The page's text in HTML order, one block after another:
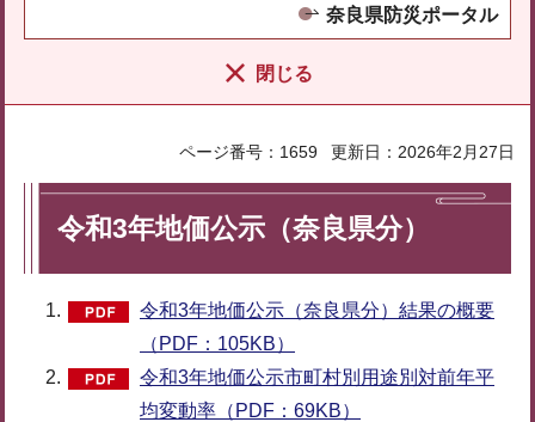
奈良県防災ポータル
閉じる
ページ番号：1659 更新日：2026年2月27日
令和3年地価公示（奈良県分）
令和3年地価公示（奈良県分）結果の概要
（PDF：105KB）
令和3年地価公示市町村別用途別対前年平
均変動率（PDF：69KB）